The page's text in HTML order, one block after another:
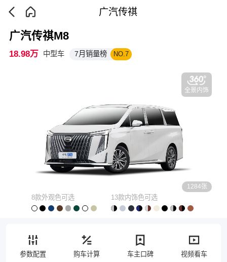
广汽传祺
全景内饰
1284张
广汽传祺M8
18.98万 中型车 7月销量榜 NO.7
8款外观色可选 13款内饰色可选
参数配置 购车计算 车主口碑 视频看车